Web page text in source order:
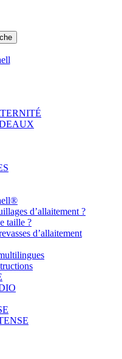
d’allaitement ?
taille ?
d’allaitement